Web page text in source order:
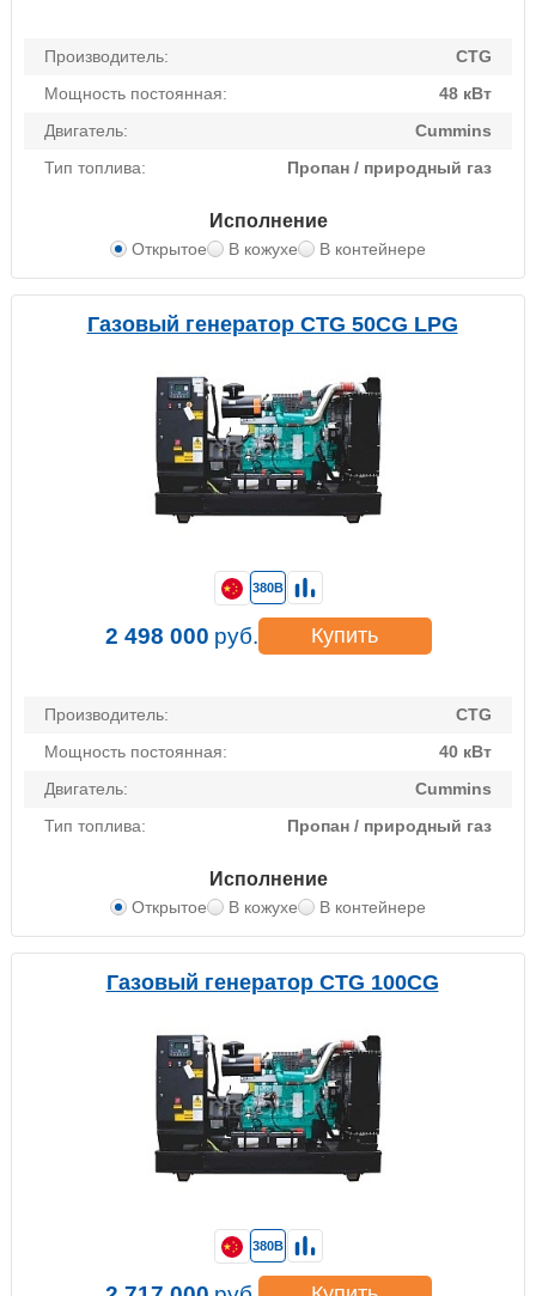
Производитель:
CTG
Мощность постоянная:
48 кВт
Двигатель:
Cummins
Тип топлива:
Пропан / природный газ
Исполнение
Открытое В кожухе В контейнере
Газовый генератор CTG 50CG LPG
Производитель:
CTG
Мощность постоянная:
40 кВт
Двигатель:
Cummins
Тип топлива:
Пропан / природный газ
Исполнение
Открытое В кожухе В контейнере
380В
2 498 000 руб. Купить
Газовый генератор CTG 100CG
380В